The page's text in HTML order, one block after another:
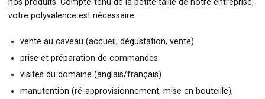
votre polyvalence est nécessaire.
vente au caveau (accueil, dégustation, vente)
prise et préparation de commandes
visites du domaine (anglais/français)
manutention (ré-approvisionnement, mise en bouteille),